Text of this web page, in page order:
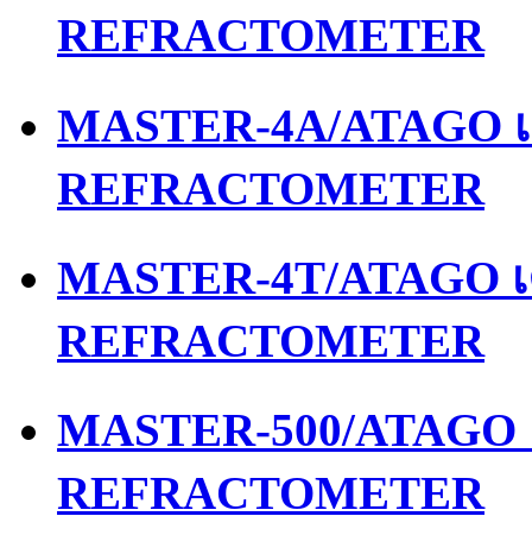
REFRACTOMETER
MASTER-4A/ATAGO
REFRACTOMETER
MASTER-4T/ATAGO
REFRACTOMETER
MASTER-500/
REFRACTOMETER